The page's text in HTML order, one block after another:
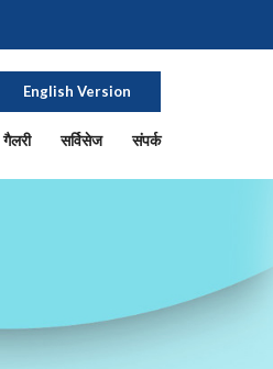
English Version
गैलरी सर्विसेज संपर्क